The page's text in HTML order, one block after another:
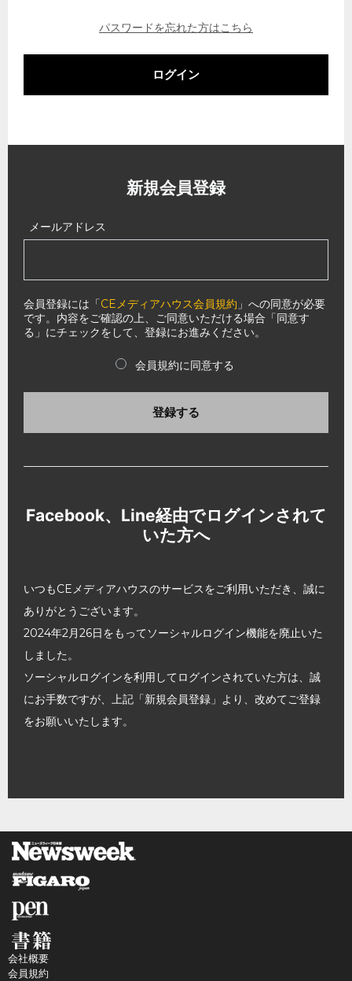
パスワードを忘れた方はこちら
ログイン
新規会員登録
メールアドレス
会員登録には「CEメディアハウス会員規約 」への同意が必要
です。内容をご確認の上、ご同意いただける場合「同意す
る」にチェックをして、登録にお進みください。
会員規約に同意する
登録する
Facebook、Line経由でログインされて
いた方へ
いつもCEメディアハウスのサービスをご利用いただき、誠に
ありがとうございます。
2024年2月26日をもってソーシャルログイン機能を廃止いた
しました。
ソーシャルログインを利用してログインされていた方は、誠
にお手数ですが、上記「新規会員登録」より、改めてご登録
をお願いいたします。
会社概要
会員規約